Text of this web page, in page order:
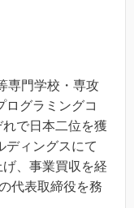
専門学校・専攻
ログラミングコ
で日本二位を獲
ディングスにて
、事業買収を経
代表取締役を務